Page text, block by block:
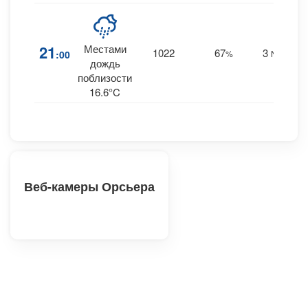
21 :00
Местами
дождь
поблизости
16.6°C
1022 67% 3 NW
Веб-камеры Орсьера